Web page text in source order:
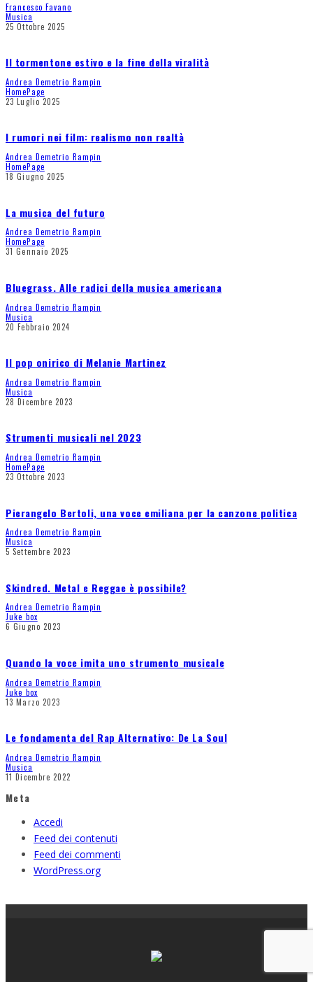
Francesco Favano
Musica
25 Ottobre 2025
Il tormentone estivo e la fine della viralità
Andrea Demetrio Rampin
HomePage
23 Luglio 2025
I rumori nei film: realismo non realtà
Andrea Demetrio Rampin
HomePage
18 Giugno 2025
La musica del futuro
Andrea Demetrio Rampin
HomePage
31 Gennaio 2025
Bluegrass. Alle radici della musica americana
Andrea Demetrio Rampin
Musica
20 Febbraio 2024
Il pop onirico di Melanie Martinez
Andrea Demetrio Rampin
Musica
28 Dicembre 2023
Strumenti musicali nel 2023
Andrea Demetrio Rampin
HomePage
23 Ottobre 2023
Pierangelo Bertoli, una voce emiliana per la canzone politica
Andrea Demetrio Rampin
Musica
5 Settembre 2023
Skindred. Metal e Reggae è possibile?
Andrea Demetrio Rampin
Juke box
6 Giugno 2023
Quando la voce imita uno strumento musicale
Andrea Demetrio Rampin
Juke box
13 Marzo 2023
Le fondamenta del Rap Alternativo: De La Soul
Andrea Demetrio Rampin
Musica
11 Dicembre 2022
Meta
Accedi
Feed dei contenuti
Feed dei commenti
WordPress.org